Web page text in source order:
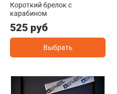
Короткий брелок с
карабином
525 руб
Выбрать